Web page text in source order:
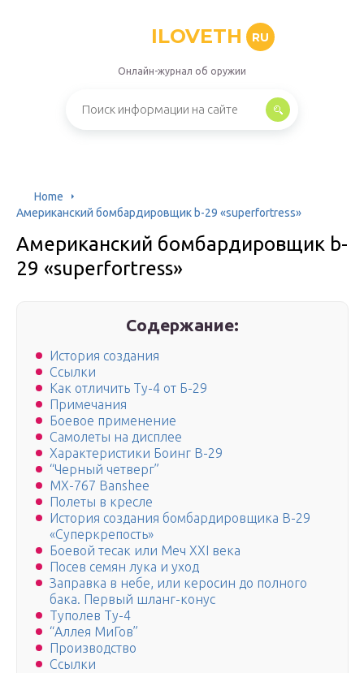
ILOVETH RU
Онлайн-журнал об оружии
Home
Американский бомбардировщик b-29 «superfortress»
Американский бомбардировщик b-
29 «superfortress»
Содержание:
История создания
Ссылки
Как отличить Ту-4 от Б-29
Примечания
Боевое применение
Самолеты на дисплее
Характеристики Боинг B-29
“Черный четверг”
MX-767 Banshee
Полеты в кресле
История создания бомбардировщика B-29
«Суперкрепость»
Боевой тесак или Меч XXI века
Посев семян лука и уход
Заправка в небе, или керосин до полного
бака. Первый шланг-конус
Туполев Ту-4
“Аллея МиГов”
Производство
Ссылки